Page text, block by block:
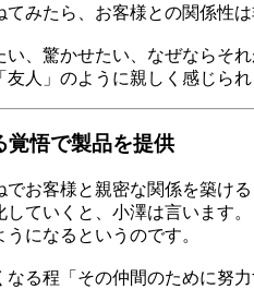
みたら、お客様との関係性
、驚かせたい、なぜならそ
人」のように親しく感じら
覚悟で製品を提供
でお客様と親密な関係を築け
していくと、小澤は言います
になるというのです。
る程「その仲間のために努